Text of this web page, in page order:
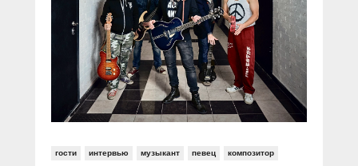
Социальные ролики
Документальные фильмы
Прямой разговор
В знании сила
Специальный репортаж
КиберПОСТОВОЙ
Газета «Щит и меч»
Журнал «Полиция России»
О ПОРТАЛЕ
Контакты
Вакансии
гости интервью музыкант певец композитор